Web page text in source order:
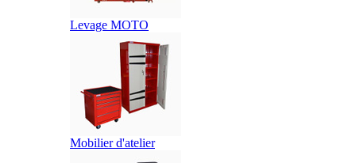
Levage MOTO
Mobilier d'atelier